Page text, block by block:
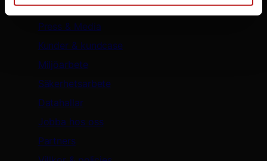
Om oss
Press & Media
Kunder & kundcase
Miljöarbete
Säkerhetsarbete
Datahallar
Jobba hos oss
Partners